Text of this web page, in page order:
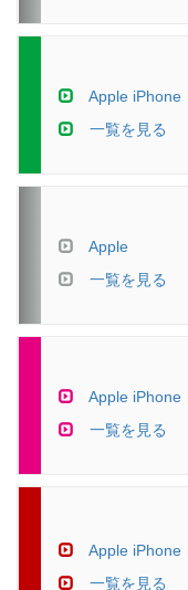
Apple iPhone
一覧を見る
Apple
一覧を見る
Apple iPhone
一覧を見る
Apple iPhone
一覧を見る